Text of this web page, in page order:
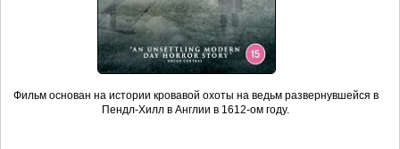
Фильм основан на истории кровавой охоты на ведьм развернувшейся в
Пендл-Хилл в Англии в 1612-ом году.